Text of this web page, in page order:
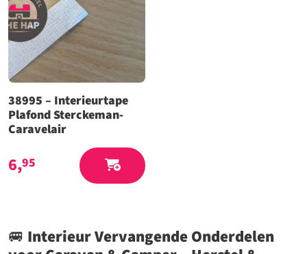
38995 – Interieurtape
Plafond Sterckeman-
Caravelair
6,95
🚐 Interieur Vervangende Onderdelen